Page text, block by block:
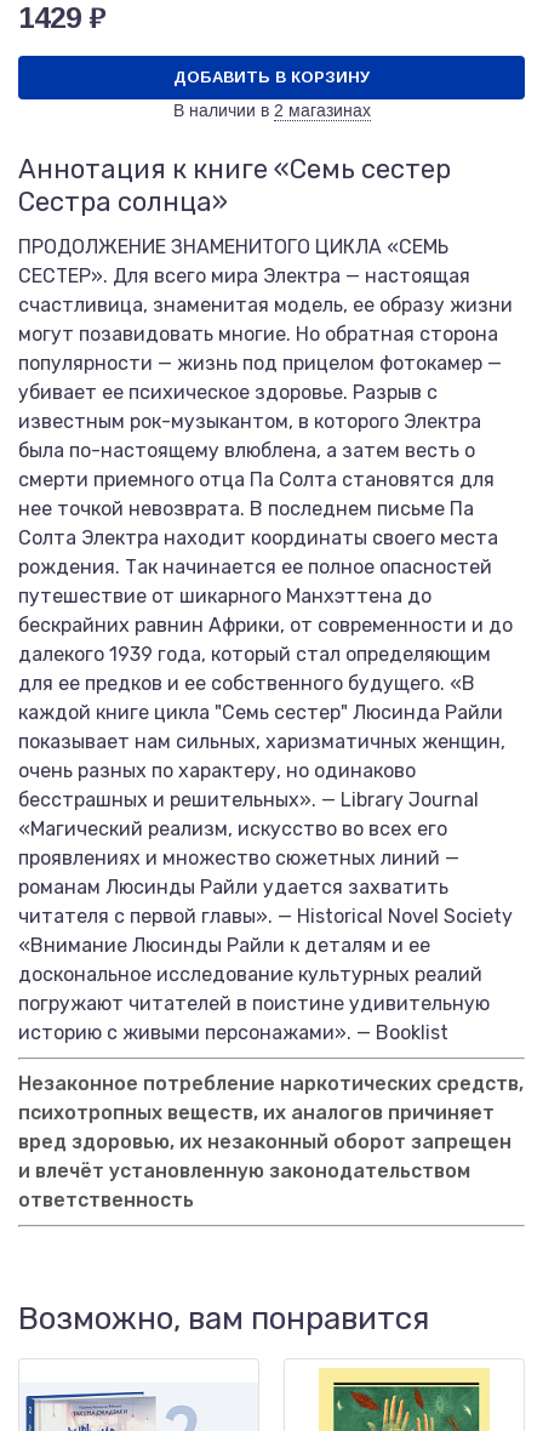
1429 ₽
ДОБАВИТЬ В КОРЗИНУ
В наличии в 2 магазинах
Аннотация к книге «Семь сестер
Сестра солнца»
ПРОДОЛЖЕНИЕ ЗНАМЕНИТОГО ЦИКЛА «СЕМЬ
СЕСТЕР». Для всего мира Электра — настоящая
счастливица, знаменитая модель, ее образу жизни
могут позавидовать многие. Но обратная сторона
популярности — жизнь под прицелом фотокамер —
убивает ее психическое здоровье. Разрыв с
известным рок-музыкантом, в которого Электра
была по-настоящему влюблена, а затем весть о
смерти приемного отца Па Солта становятся для
нее точкой невозврата. В последнем письме Па
Солта Электра находит координаты своего места
рождения. Так начинается ее полное опасностей
путешествие от шикарного Манхэттена до
бескрайних равнин Африки, от современности и до
далекого 1939 года, который стал определяющим
для ее предков и ее собственного будущего. «В
каждой книге цикла "Семь сестер" Люсинда Райли
показывает нам сильных, харизматичных женщин,
очень разных по характеру, но одинаково
бесстрашных и решительных». — Library Journal
«Магический реализм, искусство во всех его
проявлениях и множество сюжетных линий —
романам Люсинды Райли удается захватить
читателя с первой главы». — Historical Novel Society
«Внимание Люсинды Райли к деталям и ее
доскональное исследование культурных реалий
погружают читателей в поистине удивительную
историю с живыми персонажами». — Booklist
Незаконное потребление наркотических средств,
психотропных веществ, их аналогов причиняет
вред здоровью, их незаконный оборот запрещен
и влечёт установленную законодательством
ответственность
Возможно, вам понравится